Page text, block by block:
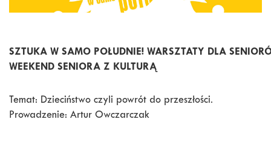
SZTUKA W SAMO POŁUDNIE! WARSZTATY DLA
WEEKEND SENIORA Z KULTURĄ
Temat: Dzieciństwo czyli powrót do przeszłości.
Prowadzenie: Artur Owczarczak